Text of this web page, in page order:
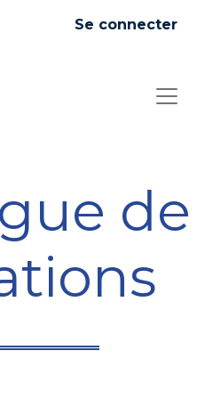
Se connecter
de